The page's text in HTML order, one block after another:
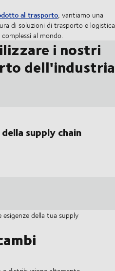
al trasporto, vantiamo una
di soluzioni di trasporto e logistica
al mondo.
i nostri
dell'industria
supply chain
della tua supply